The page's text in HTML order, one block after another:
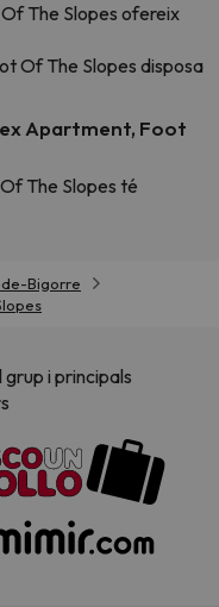
The Slopes ofereix
Of The Slopes disposa
Apartment, Foot
The Slopes té
Bigorre
i principals